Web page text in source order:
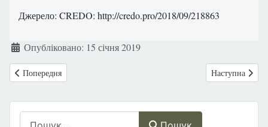
Джерело: CREDO: http://credo.pro/2018/09/218863
ДеталіОпубліковано: 15 січня 2019
Попередня стаття: Рада Церков закликає не пов’язувати
Попередня Наступна
Наступна